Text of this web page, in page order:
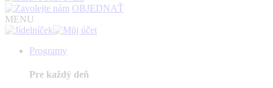
OBJEDNAŤ
MENU
Programy
Pre každý deň